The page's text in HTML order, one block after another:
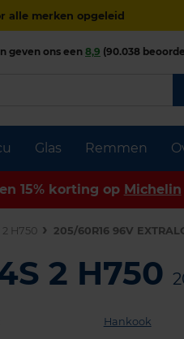
alle merken opgeleid
Glas Remmen
geven ons een8,9 (90.038
en 15% korting op Michelin
2 H750 205/60R16 96V
2 H750
Hankook